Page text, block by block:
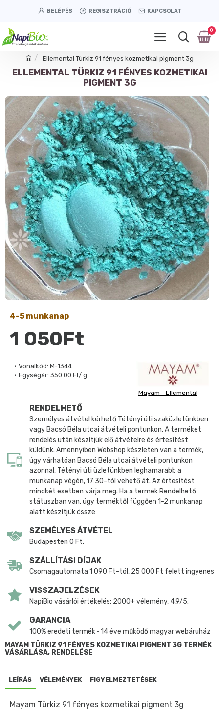
BELÉPÉS REGISZTRÁCIÓ KAPCSOLAT
0
Ellemental Türkiz 91 fényes kozmetikai pigment 3g
ELLEMENTAL TÜRKIZ 91 FÉNYES KOZMETIKAI
PIGMENT 3G
Vonalkód: M-1344
Egységár: 350.00 Ft/ g
Mayam - Ellemental
4-5 munkanap
1 050Ft
RENDELHETŐ
Személyes átvétel kérhető Tétényi úti szaküzletünkben
vagy Bacsó Béla utcai átvételi pontunkon. A terméket
rendelés után készítjük elő átvételre és értesítést
küldünk. Amennyiben Webshop készleten van a termék,
úgy várhatóan Bacsó Béla utcai átvételi pontunkon
azonnal, Tétényi úti üzletünkben leghamarabb a
munkanap végén, 17:30-tól vehető át. Az értesítést
mindkét esetben várja meg. Ha a termék Rendelhető
státuszban van, úgy terméktől függően 1-2 munkanap
alatt készítjük össze
SZEMÉLYES ÁTVÉTEL
Budapesten 0 Ft.
SZÁLLÍTÁSI DÍJAK
Csomagautomata 1 090 Ft-tól, 25 000 Ft felett ingyenes
VISSZAJELZÉSEK
NapiBio vásárlói értékelés: 2000+ vélemény, 4,9/5.
GARANCIA
100% eredeti termék • 14 éve működő magyar webáruház
MAYAM TÜRKIZ 91 FÉNYES KOZMETIKAI PIGMENT 3G TERMÉK
VÁSÁRLÁSA, RENDELÉSE
LEÍRÁS VÉLEMÉNYEK FIGYELMEZTETÉSEK
Mayam Türkiz 91 fényes kozmetikai pigment 3g